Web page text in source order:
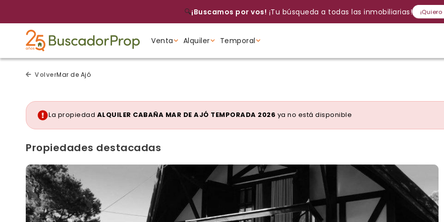
🔍¡Buscamos por vos! ¡Tu búsqueda a todas las inmobiliarias!
Venta Alquiler Temporal
Cancelar Si, eliminar
Gracias
VolverMar de Ajó
La propiedad ALQUILER CABAÑA MAR DE AJÓ TEMPORADA 2026 ya no está disponible
Propiedades destacadas